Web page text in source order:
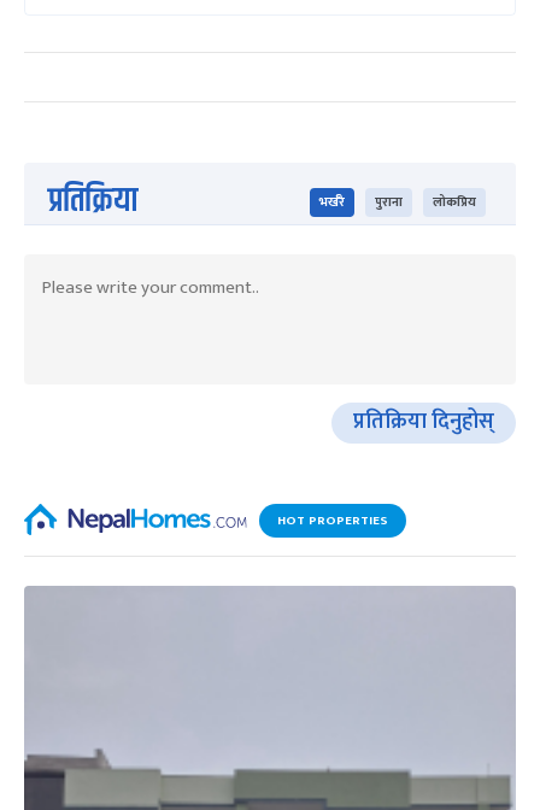
प्रतिक्रिया भर्खरै पुराना लोकप्रिय
प्रतिक्रिया दिनुहोस्
HOT PROPERTIES